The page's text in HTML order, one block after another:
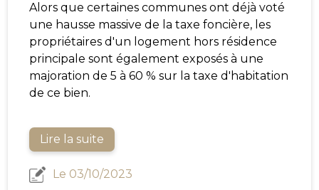
Alors que certaines communes ont déjà voté
une hausse massive de la taxe foncière, les
propriétaires d'un logement hors résidence
principale sont également exposés à une
majoration de 5 à 60 % sur la taxe d'habitation
de ce bien.
Lire la suite
Le 03/10/2023